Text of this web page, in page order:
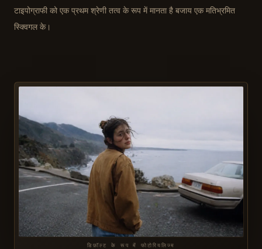
टाइपोग्राफी को एक प्रथम श्रेणी तत्व के रूप में मानता है बजाय एक मतिभ्रमित
स्क्विगल के।
डिफ़ॉल्ट के रूप में फोटोरियलिज्म